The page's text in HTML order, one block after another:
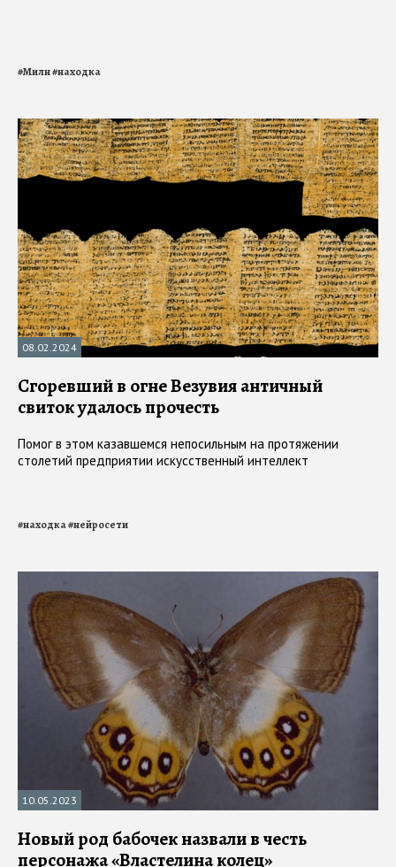
#Милн#находка
08.02.2024
Сгоревший в огне Везувия античный
свиток удалось прочесть
Помог в этом казавшемся непосильным на протяжении
столетий предприятии искусственный интеллект
#находка#нейросети
10.05.2023
Новый род бабочек назвали в честь
персонажа «Властелина колец»